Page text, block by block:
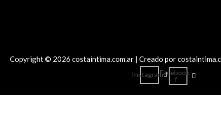
Copyright © 2026 costaintima.com.ar | Creado por
InstagramFacebook-
f